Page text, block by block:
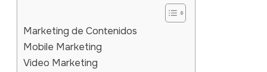
Marketing de Contenidos
Mobile Marketing
Video Marketing